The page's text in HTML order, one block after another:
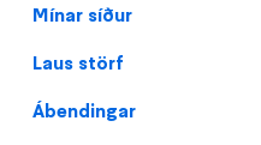
Footer
Mínar síður
Laus störf
Ábendingar